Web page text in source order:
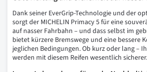
Dank seiner EverGrip-Technologie und der
sorgt der MICHELIN Primacy 5 für eine
auf nasser Fahrbahn – und dass selbst im
bietet kürzere Bremswege und eine bessere
jeglichen Bedingungen. Ob kurz oder lang –
werden mit diesem Reifen wesentlich sicherer.